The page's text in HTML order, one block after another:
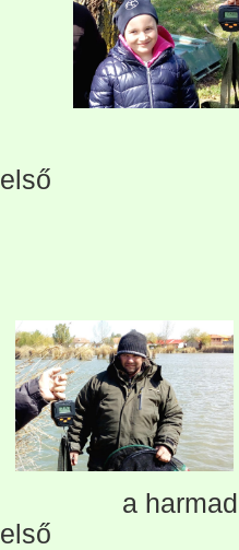
első és a
a
első és a